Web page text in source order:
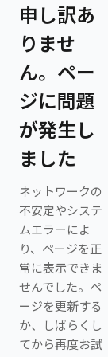
申し訳あ
りませ
ん。ペー
ジに問題
が発生し
ました
ネットワークの
不安定やシステ
ムエラーによ
り、ページを正
常に表示できま
せんでした。ペ
ージを更新する
か、しばらくし
てから再度お試